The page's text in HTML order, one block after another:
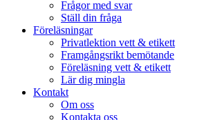
Frågor med svar
Ställ din fråga
Föreläsningar
Privatlektion vett & etikett
Framgångsrikt bemötande
Föreläsning vett & etikett
Lär dig mingla
Kontakt
Om oss
Kontakta oss